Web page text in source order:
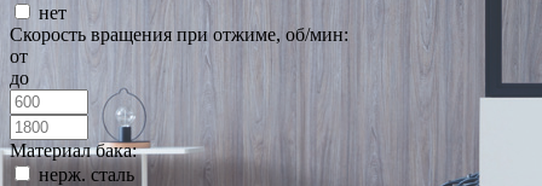
нет
Скорость вращения при отжиме, об/мин:
от
до
Материал бака:
нерж. сталь